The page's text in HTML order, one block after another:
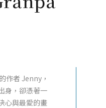
作者 Jenny，
身，卻憑著一
心與最愛的畫